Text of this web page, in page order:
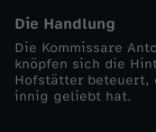
C
o
p
Die Handlung
Die Kommissare
knöpfen sich die
Hofstätter beteuert,
innig geliebt hat.